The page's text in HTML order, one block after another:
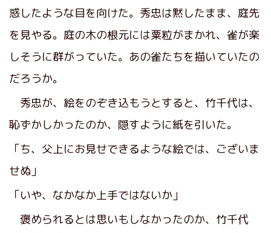
惑したような目を向けた。秀忠は黙したまま、庭先
を見やる。庭の木の根元には粟粒がまかれ、雀が楽
しそうに群がっていた。あの雀たちを描いていたの
だろうか。
秀忠が、絵をのぞき込もうとすると、竹千代は、
恥ずかしかったのか、隠すように紙を引いた。
「ち、父上にお見せできるような絵では、ございま
せぬ」
「いや、なかなか上手ではないか」
褒められるとは思いもしなかったのか、竹千代